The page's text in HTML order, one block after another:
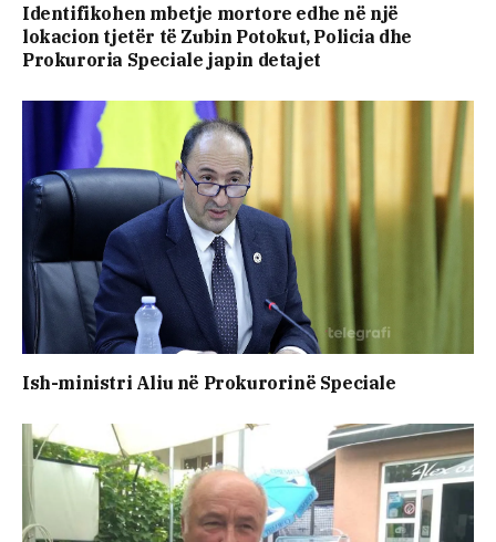
Identifikohen mbetje mortore edhe në një
lokacion tjetër të Zubin Potokut, Policia dhe
Prokuroria Speciale japin detajet
Ish-ministri ​Aliu në Prokurorinë Speciale